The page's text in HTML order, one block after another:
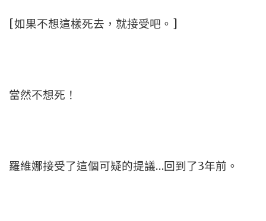
[如果不想這樣死去，就接受吧。]
當然不想死！
羅維娜接受了這個可疑的提議…回到了3年前。